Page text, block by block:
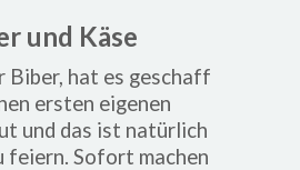
und Käse
Biber, hat es geschaff
ersten eigenen
und das ist natürlich
feiern. Sofort machen